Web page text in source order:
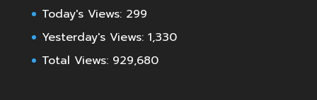
Today's Views: 299
Yesterday's Views: 1,330
Total Views: 929,680